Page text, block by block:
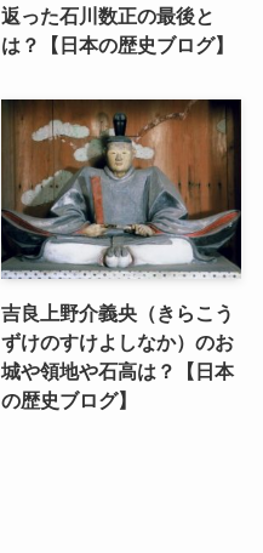
返った石川数正の最後と
は？【日本の歴史ブログ】
吉良上野介義央（きらこう
ずけのすけよしなか）のお
城や領地や石高は？【日本
の歴史ブログ】